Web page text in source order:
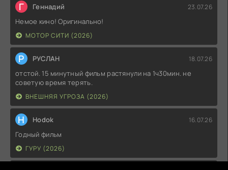
Г Геннадий 23.07.26
Немое кино! Оригинально!
МОТОР СИТИ (2026)
Р РУСЛАН 18.07.26
отстой. 15 минутный фильм растянули на 1ч30мин. не
советую время терять.
ВНЕШНЯЯ УГРОЗА (2026)
H Hodok 16.07.26
Годный фильм
ГУРУ (2026)